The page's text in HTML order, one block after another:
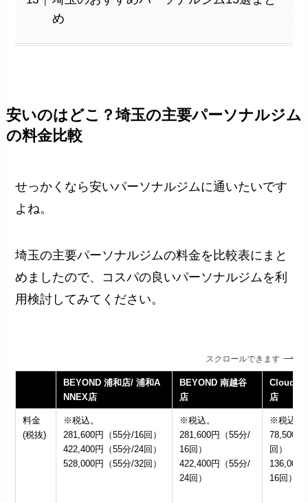
め
安いのはどこ？埼玉の主要パーソナルジム
の料金比較
せっかくなら安いパーソナルジムに通いたいです
よね。
埼玉の主要パーソナルジムの料金を比較表にまと
めましたので、コスパの良いパーソナルジムを利
用検討してみてください。
スクロールできます
BEYOND 浦和店/ 浦和A
NNEX店
BEYOND 南越谷
店
Cloud
店
料金
(税抜)
※税込。
281,600円（55分/16回）
422,400円（55分/24回）
528,000円（55分/32回）
※税込。
281,600円（55分/
16回）
422,400円（55分/
24回）
※税込。
78,500円
回）
136,000
16回）